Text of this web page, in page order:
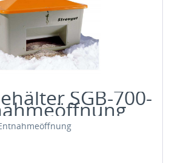
SGB-700-